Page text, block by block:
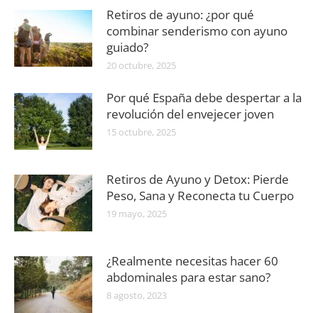
Retiros de ayuno: ¿por qué
combinar senderismo con ayuno
guiado?
20 octubre, 2025
Por qué España debe despertar a la
revolución del envejecer joven
15 octubre, 2025
Retiros de Ayuno y Detox: Pierde
Peso, Sana y Reconecta tu Cuerpo
19 mayo, 2025
¿Realmente necesitas hacer 60
abdominales para estar sano?
8 agosto, 2023